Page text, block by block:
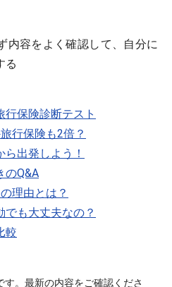
内容をよく確認して、自分に
る
行保険診断テスト
行保険も2倍？
出発しよう！
のQ&A
理由とは？
も大丈夫なの？
較
。最新の内容をご確認くださ